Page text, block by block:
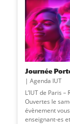
Journée
Agenda IUT
L’IUT de Paris
Ouvertes le
évènement
enseignant-es